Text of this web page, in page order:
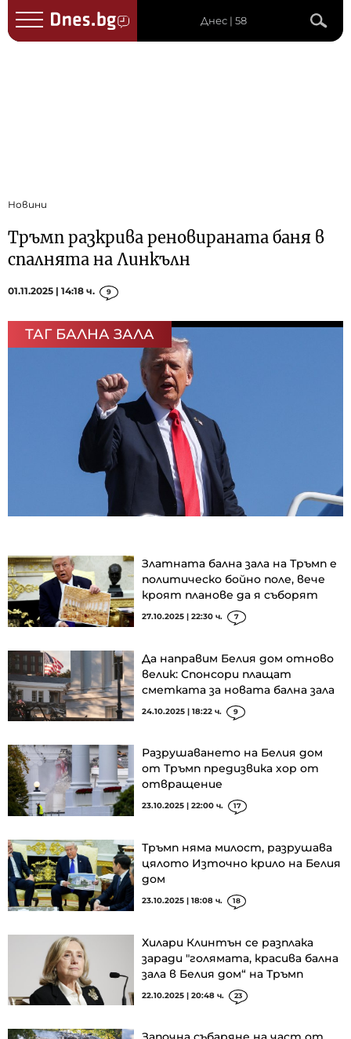
Днес | 58
Новини
Тръмп разкрива реновираната баня в
спалнята на Линкълн
01.11.2025 | 14:18 ч. 9
ТАГ БАЛНА ЗАЛА
Златната бална зала на Тръмп е
политическо бойно поле, вече
кроят планове да я съборят
27.10.2025 | 22:30 ч. 7
Да направим Белия дом отново
велик: Спонсори плащат
сметката за новата бална зала
24.10.2025 | 18:22 ч. 9
Разрушаването на Белия дом
от Тръмп предизвика хор от
отвращение
23.10.2025 | 22:00 ч. 17
Тръмп няма милост, разрушава
цялото Източно крило на Белия
дом
23.10.2025 | 18:08 ч. 18
Хилари Клинтън се разплака
заради "голямата, красива бална
зала в Белия дом“ на Тръмп
22.10.2025 | 20:48 ч. 23